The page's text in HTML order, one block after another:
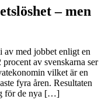
– men
av med jobbet enligt en
av svenskarna ser
vilket är en
fyra åren. Resultaten
för de nya […]